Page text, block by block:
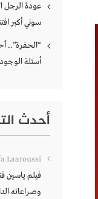
عودة الرجل
سوني أكبر
“الحفرة”..
أسئلة
أحدث
Laaroussi
فيلم ياسين
وصراعاته